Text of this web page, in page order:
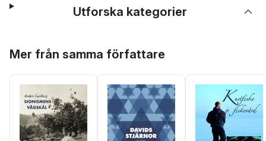
Utforska kategorier
Mer från samma författare